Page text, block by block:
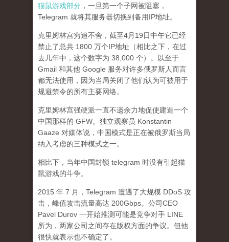
猫鼠游戏部分 ，一旦第一个子网被阻塞，
Telegram 就将其服务器切换到备用IP地址。
克里姆林宫穷追不舍，截至4月19日中午它已经
禁止了总共 1800 万个IP地址（相比之下，在过
去几年中，这个数字为 38,000 个）。以至于
Gmail 和其他 Google 服务对许多俄罗斯人而言
都无法使用，因为当局关闭了他们认为可被用于
规避禁令的所有主要网络。
克里姆林宫强硬派一直不遗余力地促使建造一个
中国那样的 GFW。独立观察员 Konstantin
Gaaze 对媒体说，中国模式是正在被俄罗斯当局
纳入考虑的三种模式之一。
相比下，当年中国封锁 telegram 时没有引起猫
鼠游戏的斗争。
2015 年 7 月，Telegram 遭遇了大规模 DDoS 攻
击，峰值攻击流量高达 200Gbps。公司CEO
Pavel Durov 一开始推测可能是竞争对手 LINE
所为，两家公司之间存在版权方面的争议。但他
很快就表示也不确定了。